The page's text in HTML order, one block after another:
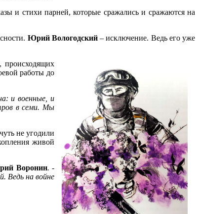
и стихи парней, которые сражались и сражаются на
Юрий Вологодский– исключение. Ведь его уже
происходящих
работы до
и военные, и
в семи. Мы
не угодили
живой
Воронин. -
Ведь на войне